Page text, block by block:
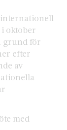
internationell
oktober
grund för
efter
av
med